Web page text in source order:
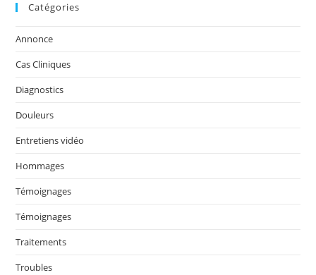
e
b
o
o
k
er
Catégories
Annonce
Cas Cliniques
Diagnostics
Douleurs
Entretiens vidéo
Hommages
Témoignages
Témoignages
Traitements
Troubles